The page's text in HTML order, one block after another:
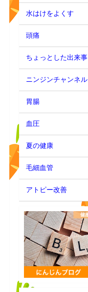
水はけをよくす
頭痛
ちょっとした出来事
ニンジンチャンネル
胃腸
血圧
夏の健康
毛細血管
アトピー改善